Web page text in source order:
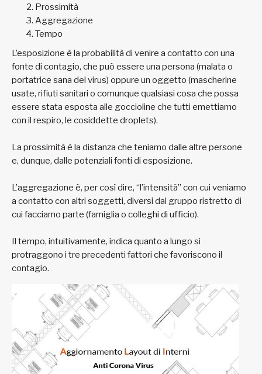
Prossimità
Aggregazione
Tempo
L’esposizione è la probabilità di venire a contatto con una
fonte di contagio, che può essere una persona (malata o
portatrice sana del virus) oppure un oggetto (mascherine
usate, rifiuti sanitari o comunque qualsiasi cosa che possa
essere stata esposta alle goccioline che tutti emettiamo
con il respiro, le cosiddette droplets).
La prossimità è la distanza che teniamo dalle altre persone
e, dunque, dalle potenziali fonti di esposizione.
L’aggregazione è, per così dire, “l’intensità” con cui veniamo
a contatto con altri soggetti, diversi dal gruppo ristretto di
cui facciamo parte (famiglia o colleghi di ufficio).
Il tempo, intuitivamente, indica quanto a lungo si
protraggono i tre precedenti fattori che favoriscono il
contagio.